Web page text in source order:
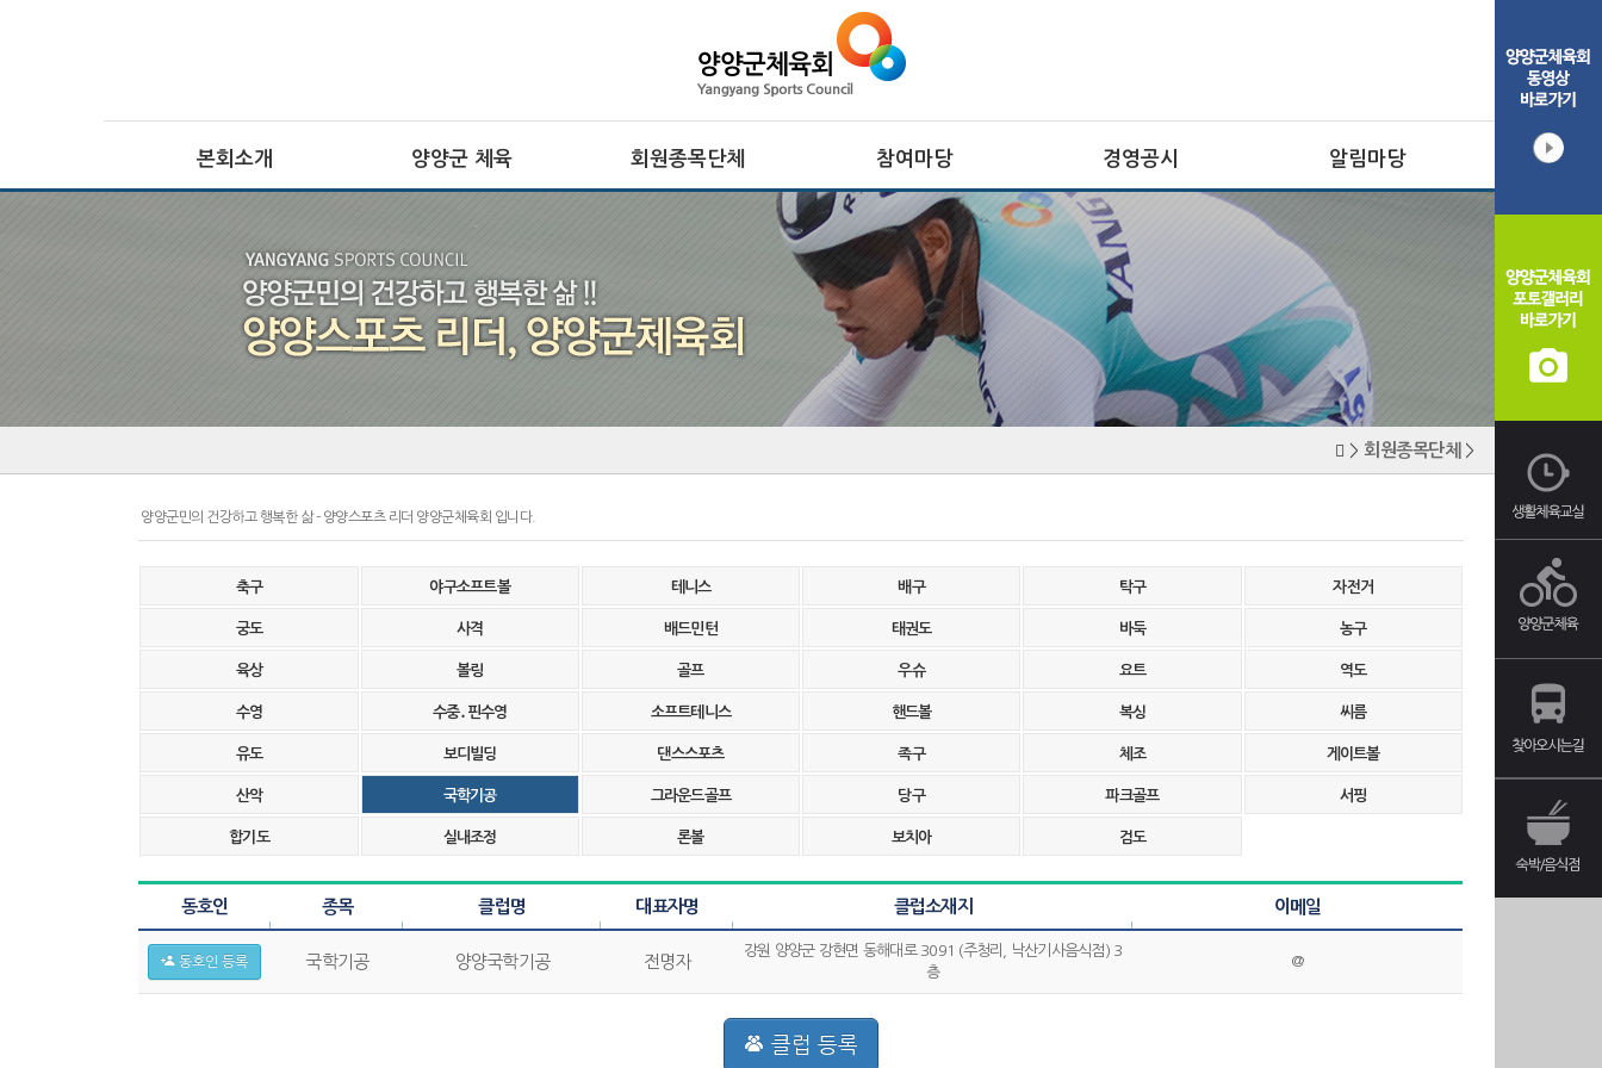
본회소개
설립목적 · 연혁
사업추진방향
조직기구표
체육시설
양양군 체육
·주요기능
·대회정보
생활체육
·주요기능
· 대회정보
주요기능
회원종목단체 참여마당
생활프로그램
서핑특화프로그램
레저스포츠 체험 프로그램
접수조회
자유게시판
관련사이트
경영공시
사업계획
예산
알림마당
포토갤러리
동영상갤러리
자료실
채용공고
> 회원종목단체 >
양양군민의 건강하고 행복한 삶 - 양양스포츠 리더 양양군체육회 입니다.
축구 야구소프트볼 테니스 배구 탁구 자전거
궁도 사격 배드민턴 태권도 바둑 농구
육상 볼링 골프 우슈 요트 역도
수영 수중․핀수영 소프트테니스 핸드볼 복싱 씨름
유도 보디빌딩 댄스스포츠 족구 체조 게이트볼
산악 국학기공 그라운드골프 당구 파크골프 서핑
합기도 실내조정 론볼 보치아 검도
동호인 종목 클럽명 대표자명 클럽소재지 이메일
동호인 등록 국학기공 양양국학기공 전명자
강원 양양군 강현면 동해대로 3091 (주청리, 낙산기사음식점) 3
층
@
클럽 등록